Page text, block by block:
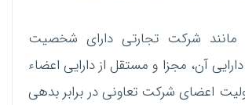
مانند شرکت تجارتی دارای شخصیت
آن، مجزا و مستقل از دارایی اعضاء
اعضای شرکت تعاونی در برابر بدهی